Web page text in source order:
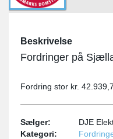
Beskrivelse
Fordringer på
Fordring stor kr.
Sælger:
DJE
Kategori: